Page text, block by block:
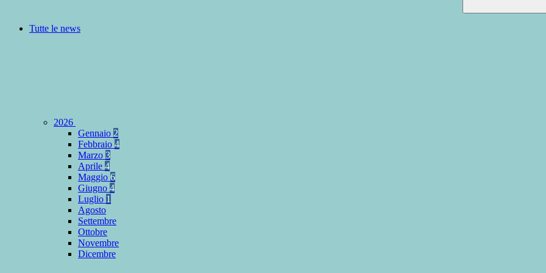
Tutte le news
2026
Gennaio 2
Febbraio 4
Marzo 3
Aprile 4
Maggio 6
Giugno 4
Luglio 1
Agosto
Settembre
Ottobre
Novembre
Dicembre